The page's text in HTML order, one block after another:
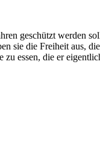
geschützt werden
sie die Freiheit aus,
essen, die er